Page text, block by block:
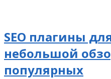
SEO плагины
небольшой
популярных